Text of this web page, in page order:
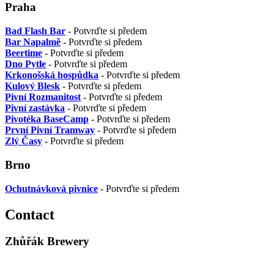
Praha
Bad Flash Bar - Potvrďte si předem
Bar Napalmě - Potvrďte si předem
Beertime - Potvrďte si předem
Dno Pytle - Potvrďte si předem
Krkonošská hospůdka - Potvrďte si předem
Kulový Blesk - Potvrďte si předem
Pivní Rozmanitost - Potvrďte si předem
Pivní zastávka - Potvrďte si předem
Pivotéka BaseCamp - Potvrďte si předem
První Pivní Tramway - Potvrďte si předem
Zlý Časy - Potvrďte si předem
Brno
Ochutnávková pivnice - Potvrďte si předem
Contact
Zhůřák Brewery